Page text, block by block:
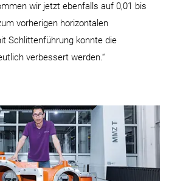
wir jetzt ebenfalls auf 0,01 bis
vorherigen horizontalen
Schlittenführung konnte die
verbessert werden.“